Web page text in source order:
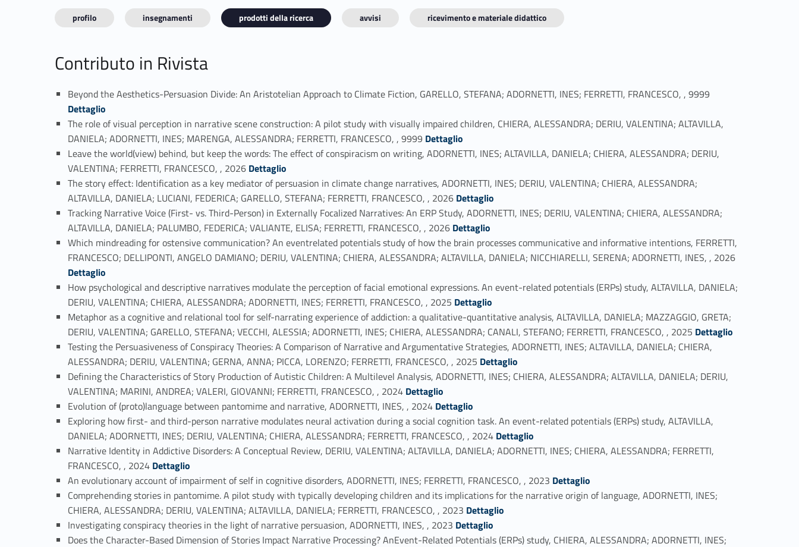
profilo insegnamenti prodotti della ricerca avvisi ricevimento e materiale didattico
Contributo in Rivista
Beyond the Aesthetics-Persuasion Divide: An Aristotelian Approach to Climate Fiction, GARELLO, STEFANA; ADORNETTI, INES; FERRETTI, FRANCESCO, , 9999
Dettaglio
The role of visual perception in narrative scene construction: A pilot study with visually impaired children, CHIERA, ALESSANDRA; DERIU, VALENTINA; ALTAVILLA,
DANIELA; ADORNETTI, INES; MARENGA, ALESSANDRA; FERRETTI, FRANCESCO, , 9999 Link identifier #identifier_person_118060-2
Dettaglio
Leave the world(view) behind, but keep the words: The effect of conspiracism on writing, ADORNETTI, INES; ALTAVILLA, DANIELA; CHIERA, ALESSANDRA; DERIU,
VALENTINA; FERRETTI, FRANCESCO, , 2026 Link identifier #identifier_person_118747-3
Dettaglio
The story effect: Identification as a key mediator of persuasion in climate change narratives, ADORNETTI, INES; DERIU, VALENTINA; CHIERA, ALESSANDRA;
ALTAVILLA, DANIELA; LUCIANI, FEDERICA; GARELLO, STEFANA; FERRETTI, FRANCESCO, , 2026 Link identifier #identifier_person_43759-4
Dettaglio
Tracking Narrative Voice (First- vs. Third-Person) in Externally Focalized Narratives: An ERP Study, ADORNETTI, INES; DERIU, VALENTINA; CHIERA, ALESSANDRA;
ALTAVILLA, DANIELA; PALUMBO, FEDERICA; VALIANTE, ELISA; FERRETTI, FRANCESCO, , 2026 Link identifier #identifier_person_71466-5
Dettaglio
Which mindreading for ostensive communication? An eventrelated potentials study of how the brain processes communicative and informative intentions, FERRETTI,
FRANCESCO; DELLIPONTI, ANGELO DAMIANO; DERIU, VALENTINA; CHIERA, ALESSANDRA; ALTAVILLA, DANIELA; NICCHIARELLI, SERENA; ADORNETTI, INES, , 2026Link identifier #identifier_person_32032-6
Dettaglio
How psychological and descriptive narratives modulate the perception of facial emotional expressions. An event-related potentials (ERPs) study, ALTAVILLA, DANIELA;
DERIU, VALENTINA; CHIERA, ALESSANDRA; ADORNETTI, INES; FERRETTI, FRANCESCO, , 2025 Link identifier #identifier_person_177811-7
Dettaglio
Metaphor as a cognitive and relational tool for self-narrating experience of addiction: a qualitative-quantitative analysis, ALTAVILLA, DANIELA; MAZZAGGIO, GRETA;
DERIU, VALENTINA; GARELLO, STEFANA; VECCHI, ALESSIA; ADORNETTI, INES; CHIERA, ALESSANDRA; CANALI, STEFANO; FERRETTI, FRANCESCO, , 2025 Link identifier #identifier_person_67595-8
Dettaglio
Testing the Persuasiveness of Conspiracy Theories: A Comparison of Narrative and Argumentative Strategies, ADORNETTI, INES; ALTAVILLA, DANIELA; CHIERA,
ALESSANDRA; DERIU, VALENTINA; GERNA, ANNA; PICCA, LORENZO; FERRETTI, FRANCESCO, , 2025 Link identifier #identifier_person_52638-9
Dettaglio
Defining the Characteristics of Story Production of Autistic Children: A Multilevel Analysis, ADORNETTI, INES; CHIERA, ALESSANDRA; ALTAVILLA, DANIELA; DERIU,
VALENTINA; MARINI, ANDREA; VALERI, GIOVANNI; FERRETTI, FRANCESCO, , 2024 Link identifier #identifier_person_94355-10
Dettaglio
Evolution of (proto)language between pantomime and narrative, ADORNETTI, INES, , 2024Link identifier #identifier_person_24829-11
Dettaglio
Exploring how first- and third-person narrative modulates neural activation during a social cognition task. An event-related potentials (ERPs) study, ALTAVILLA,
DANIELA; ADORNETTI, INES; DERIU, VALENTINA; CHIERA, ALESSANDRA; FERRETTI, FRANCESCO, , 2024 Link identifier #identifier_person_55764-12
Dettaglio
Narrative Identity in Addictive Disorders: A Conceptual Review, DERIU, VALENTINA; ALTAVILLA, DANIELA; ADORNETTI, INES; CHIERA, ALESSANDRA; FERRETTI,
FRANCESCO, , 2024 Link identifier #identifier_person_28567-13
Dettaglio
An evolutionary account of impairment of self in cognitive disorders, ADORNETTI, INES; FERRETTI, FRANCESCO, , 2023 Link identifier #identifier_person_26543-14
Dettaglio
Comprehending stories in pantomime. A pilot study with typically developing children and its implications for the narrative origin of language, ADORNETTI, INES;
CHIERA, ALESSANDRA; DERIU, VALENTINA; ALTAVILLA, DANIELA; FERRETTI, FRANCESCO, , 2023 Link identifier #identifier_person_73842-15
Dettaglio
Investigating conspiracy theories in the light of narrative persuasion, ADORNETTI, INES, , 2023 Link identifier #identifier_person_5733-16
Dettaglio
Does the Character-Based Dimension of Stories Impact Narrative Processing? AnEvent-Related Potentials (ERPs) study, CHIERA, ALESSANDRA; ADORNETTI, INES;